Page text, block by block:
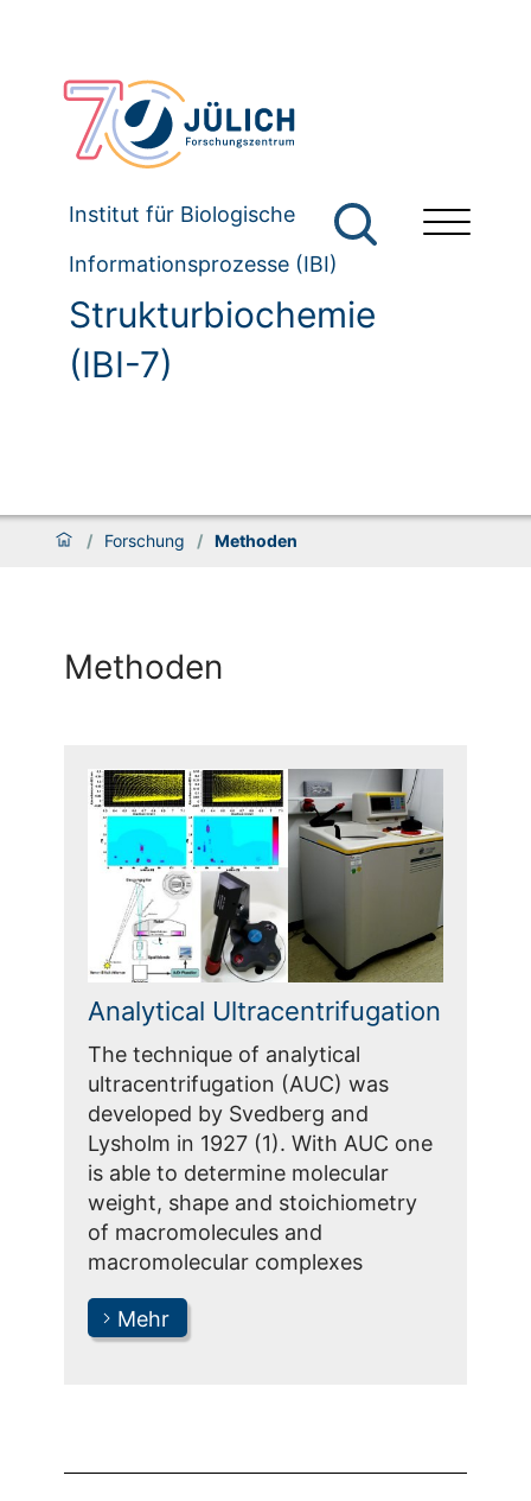
Institut für Biologische
Informationsprozesse (IBI)
Strukturbiochemie
(IBI-7)
/ Forschung / Methoden
Methoden
Analytical Ultracentrifugation
The technique of analytical
ultracentrifugation (AUC) was
developed by Svedberg and
Lysholm in 1927 (1). With AUC one
is able to determine molecular
weight, shape and stoichiometry
of macromolecules and
macromolecular complexes
Mehr